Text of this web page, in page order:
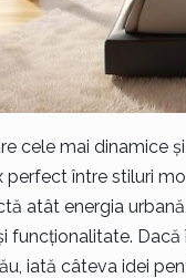
cele mai dinamice
perfect între stiluri
atât energia
funcționalitate.
iată câteva idei